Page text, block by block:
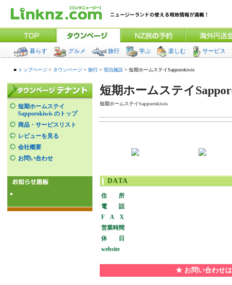
暮らす グルメ 旅行 学ぶ 楽しむ サービス
■ トップページ > タウンページ > 旅行 > 宿泊施設 > 短期ホームステイSapporokiwis
短期ホームステイ
Sapporokiwis のトップ
商品・サービスリスト
レビューを見る
会社概要
お問い合わせ
●
短期ホームステイ
短期ホームステイSapporokiwis
DATA
住 所
電 話
F A X
営業時間
休 日
website
★ お問い合わせは